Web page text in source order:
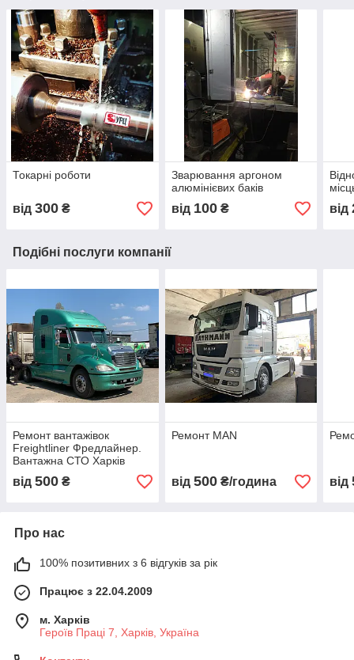
Токарні роботи
від 300 ₴
Зварювання аргоном
алюмінієвих баків
від 100₴ від
Подібні послуги компанії
Ремонт вантажівок
Freightliner Фредлайнер.
Вантажна СТО Харків
від 500 ₴
Ремонт MAN
від 500₴/година від
Про нас
100% позитивних з 6 відгуків за рік
Працює з 22.04.2009
м. Харків
Героїв Праці 7, Харків, Україна